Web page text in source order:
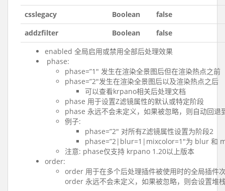
csslegacy
Boolean
false
addzfilter
Boolean
false
enabled 全局启用或禁用全部后处理效果
phase:
phase=”1″ 发生在渲染全景图后但在渲染热点之前
phase=”2″发生在渲染全景图后以及渲染热点之后
可以查看krpano相关后处理文档
phase 用于设置Z滤镜属性的默认或特定阶段
phase 永远不会未定义，如果被忽略，则自动回退
例子:
phase=”2″ 对所有Z滤镜属性设置为阶段2
phase=”2|blur=1|mixcolor=1″为 blur 和
注意: phase仅支持 krpano 1.20以上版本
order:
order 用于在多个后处理插件被使用时的全局插件
order 永远不会未定义，如果被忽略，则会设置堆